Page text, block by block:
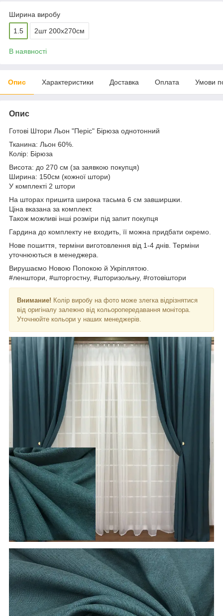
Ширина виробу
1.5 2шт 200х270см
В наявності
Опис Характеристики Доставка Оплата Умови
Опис
Готові Штори Льон "Періс" Бірюза однотонний
Тканина: Льон 60%.
Колір: Бірюза
Висота: до 270 см (за заявкою покупця)
Ширина: 150см (кожної штори)
У комплекті 2 штори
На шторах пришита широка тасьма 6 см завширшки.
Ціна вказана за комплект.
Також можливі інші розміри під запит покупця
Гардина до комплекту не входить, її можна придбати окремо.
Нове пошиття, терміни виготовлення від 1-4 днів. Терміни
уточнюються в менеджера.
Вирушаємо Новою Попокою й Укріплятою.
#ленштори, #шторгостну, #шторизольну, #готовіштори
Внимание! Колір виробу на фото може злегка відрізнятися
від оригіналу залежно від кольоропередавання монітора.
Уточнюйте кольори у наших менеджерів.